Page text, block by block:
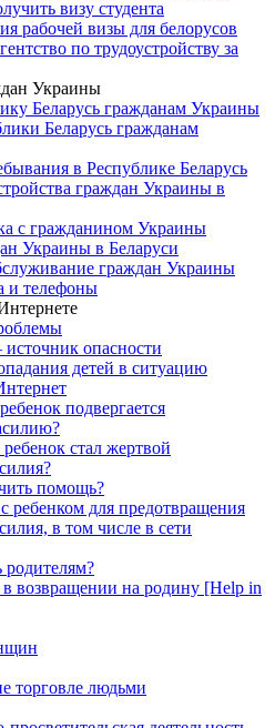
визу студента
рабочей визы для белорусов
по трудоустройству за
Украины
Беларусь гражданам Украины
Беларусь гражданам
в Республике Беларусь
граждан Украины в
с гражданином Украины
Украины в Беларуси
граждан Украины
и телефоны
опасности
детей в ситуацию
подвергается
стал жертвой
помощь?
ребенком для предотвращения
в том числе в сети
родителям?
возвращении на родину [Help in
торговле людьми